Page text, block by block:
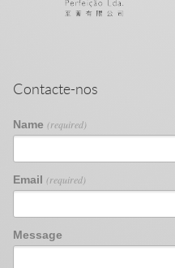
Contacte-nos
Name (required)
Email (required)
Message